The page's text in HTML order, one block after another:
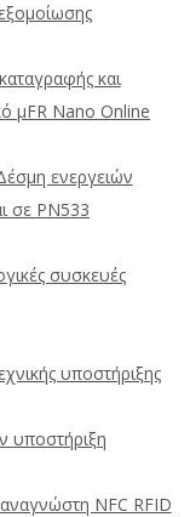
και
μFR Nano Online
ενεργειών
σε PN533
συσκευές
υποστήριξης
υποστήριξη
NFC RFID